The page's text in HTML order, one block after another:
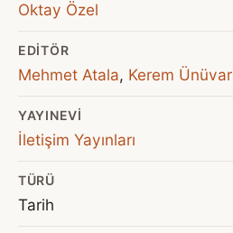
Oktay Özel
EDITÖR
Mehmet Atala, Kerem Ünüvar
YAYINEVI
İletişim Yayınları
TÜRÜ
Tarih